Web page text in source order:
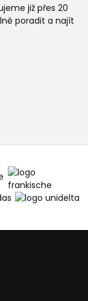
již přes 20
poradit a najít